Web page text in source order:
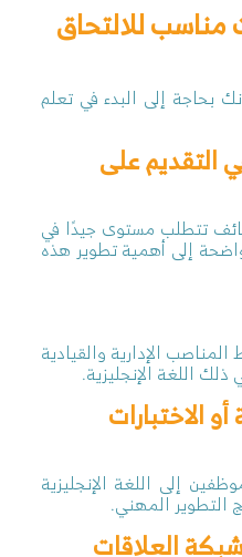
للالتحاق
بحاجة إلى البدء في تعلم
التقديم على
تتطلب مستوى جيدًا في
واضحة إلى أهمية تطوير هذه
الإدارية والقيادية
اللغة الإنجليزية.
الاختبارات
إلى اللغة الإنجليزية
التطوير المهني.
العلاقات